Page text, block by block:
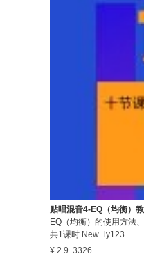
贴唱混音4-EQ（均衡）
EQ（均衡）的使用方法
共1课时 New_ly123
¥ 2.9 3326